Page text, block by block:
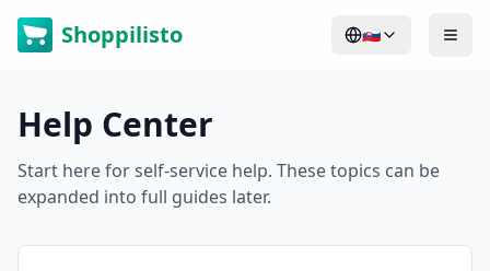
Shoppilisto 🇸🇰
Help Center
Start here for self-service help. These topics can be
expanded into full guides later.